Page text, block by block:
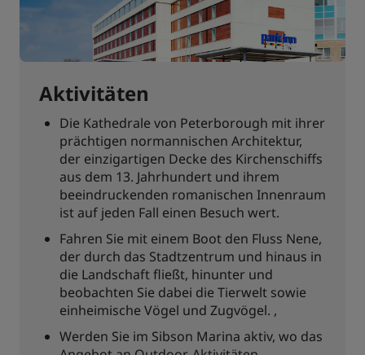
Aktivitäten
Die Kathedrale von Peterborough mit ihrer
prächtigen normannischen Architektur,
der einzigartigen Decke des Kirchenschiffs
aus dem 13. Jahrhundert und ihrem
beeindruckenden romanischen Innenraum
ist auf jeden Fall einen Besuch wert.
Fahren Sie mit einem Boot den Fluss Nene,
der durch das Stadtzentrum und hinaus in
die Landschaft fließt, hinunter und
beobachten Sie dabei die Tierwelt sowie
einheimische Vögel und Zugvögel. ,
Werden Sie im Sibson Marina aktiv, wo das